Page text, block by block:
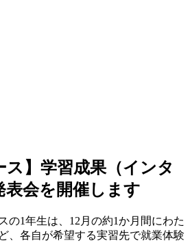
ス】学習成果（インタ
表会を開催します
の1年生は、12月の約1か月間にわた
、各自が希望する実習先で就業体験